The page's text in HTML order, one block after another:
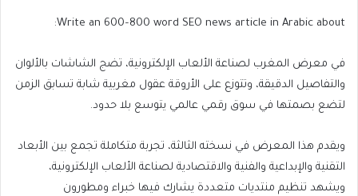
Write an 600–800 word SEO news article in Arabic about:
في معرض المغرب لصناعة الألعاب الإلكترونية، تضج الشاشات بالألوان
والتفاصيل الدقيقة، وتتوزع على الأروقة عقول مغربية شابة تسابق الزمن
لتضع بصمتها في سوق رقمي عالمي يتوسع بلا حدود.
ويقدم هذا المعرض في نسخته الثالثة، تجربة متكاملة تجمع بين الأبعاد
التقنية والإبداعية والفنية والاقتصادية لصناعة الألعاب الإلكترونية،
ويشهد تنظيم منتديات متعددة يشارك فيها خبراء ومطورون